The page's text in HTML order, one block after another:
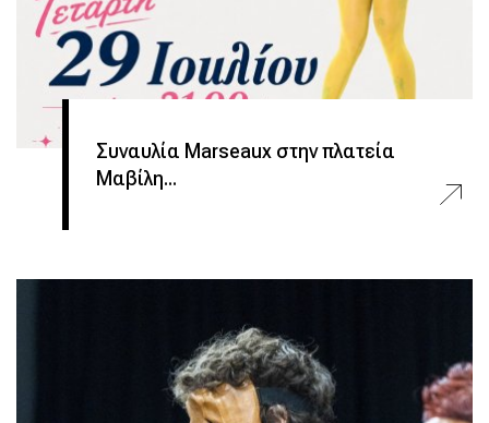
Συναυλία Marseaux στην πλατεία
Μαβίλη...